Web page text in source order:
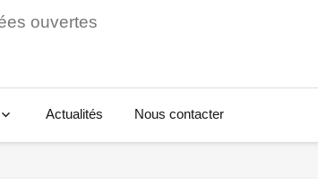
ouvertes
Actualités Nous contacter